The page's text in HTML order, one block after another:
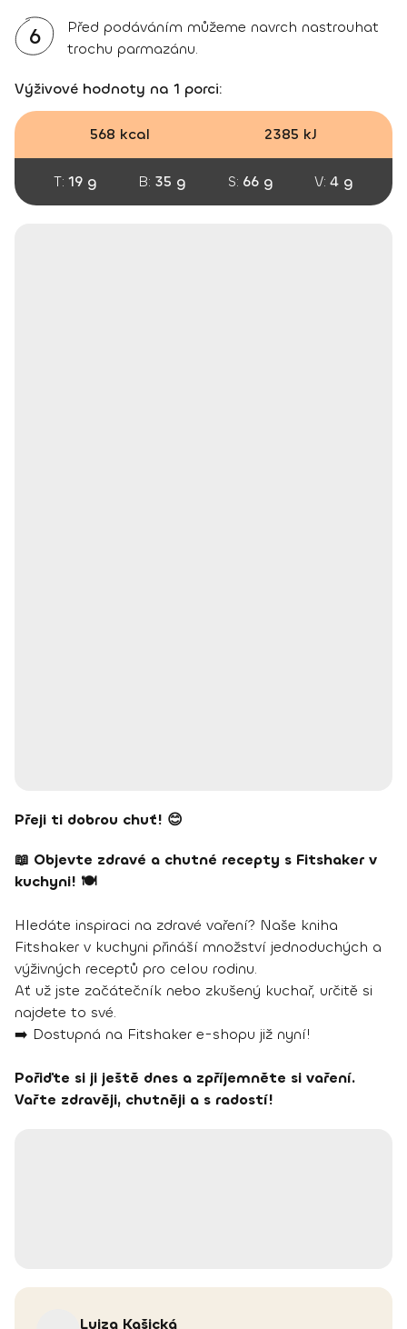
6
Před podáváním můžeme navrch nastrouhat
trochu parmazánu.
Výživové hodnoty na 1 porci:
568 kcal 2385 kJ
T: 19 g B: 35 g S: 66 g V: 4 g
Přeji ti dobrou chuť! 😊
📖 Objevte zdravé a chutné recepty s Fitshaker v
kuchyni! 🍽️
Hledáte inspiraci na zdravé vaření? Naše kniha
Fitshaker v kuchyni přináší množství jednoduchých a
výživných receptů pro celou rodinu.
Ať už jste začátečník nebo zkušený kuchař, určitě si
najdete to své.
➡️ Dostupná na Fitshaker e-shopu již nyní!
Pořiďte si ji ještě dnes a zpříjemněte si vaření.
Vařte zdravěji, chutněji a s radostí!
Lujza Kašická